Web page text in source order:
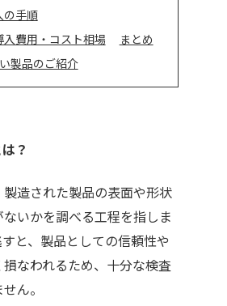
の手順
費用・コスト相場
まとめ
製品のご紹介
？
造された製品の表面や形状
いかを調べる工程を指しま
と、製品としての信頼性や
なわれるため、十分な検査
ん。